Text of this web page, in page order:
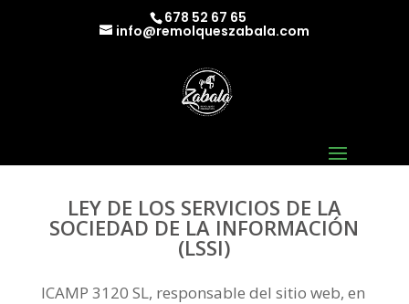
678 52 67 65
info@remolqueszabala.com
LEY DE LOS SERVICIOS DE LA
SOCIEDAD DE LA INFORMACIÓN
(LSSI)
ICAMP 3120 SL, responsable del sitio web, en